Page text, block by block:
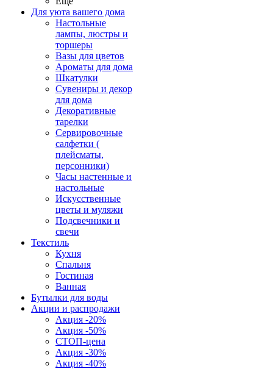
Для уюта вашего дома
Настольные
лампы, люстры и
торшеры
Вазы для цветов
Ароматы для дома
Шкатулки
Сувениры и декор
для дома
Декоративные
тарелки
Сервировочные
салфетки (
плейсматы,
персонники)
Часы настенные и
настольные
Искусственные
цветы и муляжи
Подсвечники и
свечи
Текстиль
Кухня
Спальня
Гостиная
Ванная
Бутылки для воды
Акции и распродажи
Акция -20%
Акция -50%
СТОП-цена
Акция -30%
Акция -40%